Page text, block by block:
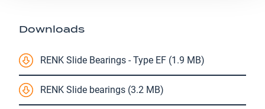
Downloads
RENK Slide Bearings - Type EF (1.9 MB)
RENK Slide bearings (3.2 MB)